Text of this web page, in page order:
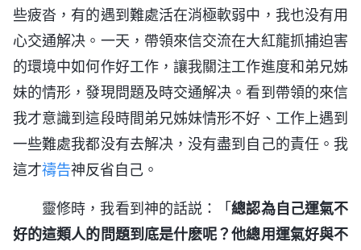
些疲沓，有的遇到難處活在消極軟弱中，我也没有用
心交通解决。一天，帶領來信交流在大紅龍抓捕迫害
的環境中如何作好工作，讓我關注工作進度和弟兄姊
妹的情形，發現問題及時交通解决。看到帶領的來信
我才意識到這段時間弟兄姊妹情形不好、工作上遇到
一些難處我都没有去解决，没有盡到自己的責任。我
這才禱告神反省自己。
靈修時，我看到神的話説：「總認為自己運氣不
好的這類人的問題到底是什麽呢？他總用運氣好與不